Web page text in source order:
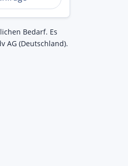
Bedarf. Es
AG (Deutschland).